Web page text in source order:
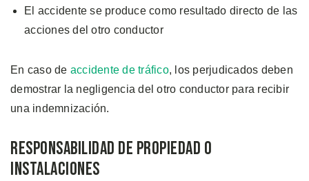
El accidente se produce como resultado directo de las
acciones del otro conductor
En caso de accidente de tráfico, los perjudicados deben
demostrar la negligencia del otro conductor para recibir
una indemnización.
Responsabilidad de Propiedad o
Instalaciones